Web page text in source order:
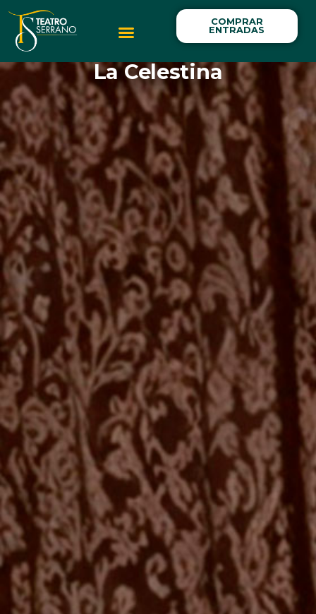
COMPRAR
ENTRADAS
La Celestina